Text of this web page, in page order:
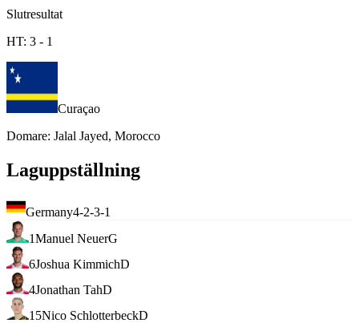
Slutresultat
HT: 3 - 1
Curaçao
Domare: Jalal Jayed, Morocco
Laguppställning
Germany4-2-3-1
1Manuel NeuerG
6Joshua KimmichD
4Jonathan TahD
15Nico SchlotterbeckD